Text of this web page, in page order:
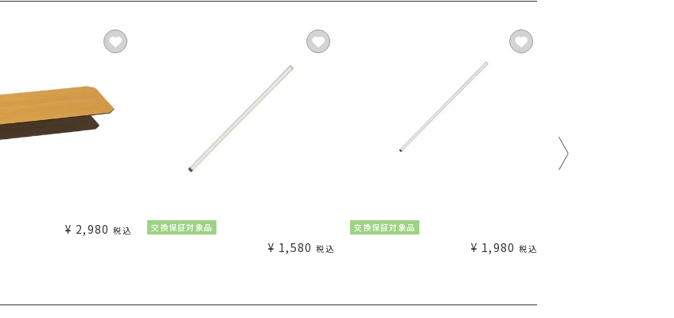
¥ 2,980 税込 交換保証対象品
¥ 1,580 税込
交換保証対象品
¥ 1,980 税込